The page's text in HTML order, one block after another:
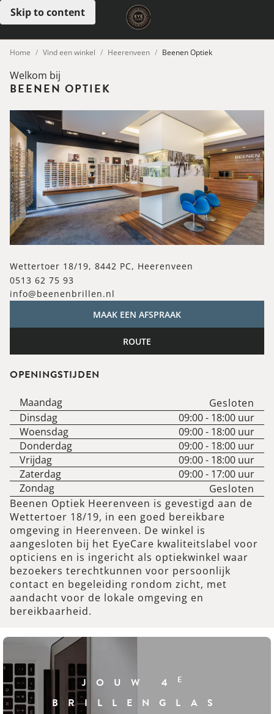
Skip to content
Open menu
Home Vind een winkel Heerenveen Beenen Optiek
Welkom bij
BEENEN OPTIEK
Wettertoer 18/19, 8442 PC, Heerenveen
0513 62 75 93
info@beenenbrillen.nl
MAAK EEN AFSPRAAK
ROUTE
OPENINGSTIJDEN
Maandag
Gesloten
Dinsdag
09:00- 18:00 uur
Woensdag
09:00- 18:00 uur
Donderdag
09:00- 18:00 uur
Vrijdag
09:00- 18:00 uur
Zaterdag
09:00- 17:00 uur
Zondag
Gesloten
Beenen Optiek Heerenveen is gevestigd aan de
Wettertoer 18/19, in een goed bereikbare
omgeving in Heerenveen. De winkel is
aangesloten bij het EyeCare kwaliteitslabel voor
opticiens en is ingericht als optiekwinkel waar
bezoekers terechtkunnen voor persoonlijk
contact en begeleiding rondom zicht, met
aandacht voor de lokale omgeving en
bereikbaarheid.
JOUW 4 E
BRILLENGLAS